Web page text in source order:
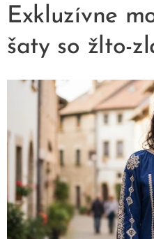
Exkluzívne
šaty so žlto-